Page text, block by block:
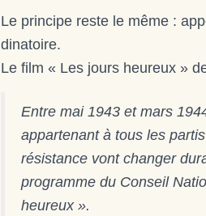
Le principe reste le même :
dinatoire.
Le film « Les jours heureux »
Entre mai 1943 et mars
appartenant à tous les
résistance vont changer
programme du Conseil
heureux ».